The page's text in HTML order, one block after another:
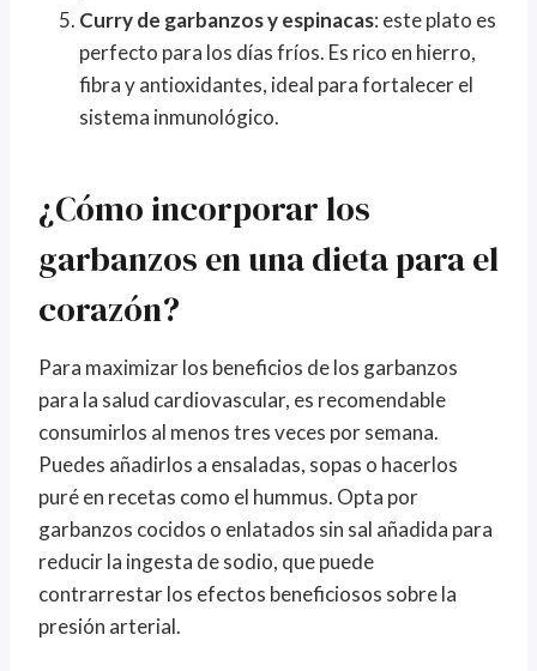
Curry de garbanzos y espinacas: este plato es
perfecto para los días fríos. Es rico en hierro,
fibra y antioxidantes, ideal para fortalecer el
sistema inmunológico.
¿Cómo incorporar los
garbanzos en una dieta para el
corazón?
Para maximizar los beneficios de los garbanzos
para la salud cardiovascular, es recomendable
consumirlos al menos tres veces por semana.
Puedes añadirlos a ensaladas, sopas o hacerlos
puré en recetas como el hummus. Opta por
garbanzos cocidos o enlatados sin sal añadida para
reducir la ingesta de sodio, que puede
contrarrestar los efectos beneficiosos sobre la
presión arterial.